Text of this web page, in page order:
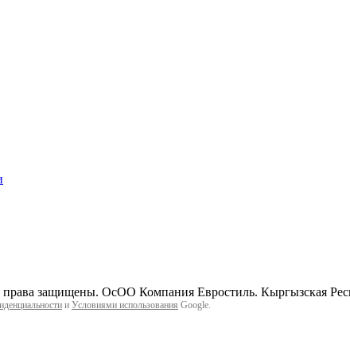
защищены. ОсОО Компания Евростиль. Кыргызская
и Условиями использования Google.